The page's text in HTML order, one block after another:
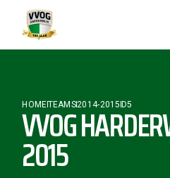
HOMETEAMS2014-2015 D5
VVOG
2015